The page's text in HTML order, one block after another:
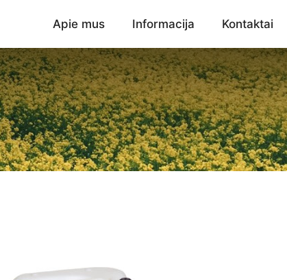
Apie mus Informacija Kontaktai